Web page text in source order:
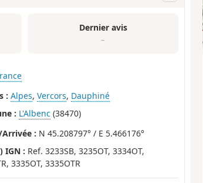
Dernier avis
–
: Alpes,Vercors, Dauphiné
: L'Albenc (38470)
: N 45.208797° / E 5.466176°
IGN : Ref. 3233SB, 3235OT, 3334OT,
3335OT, 3335OTR